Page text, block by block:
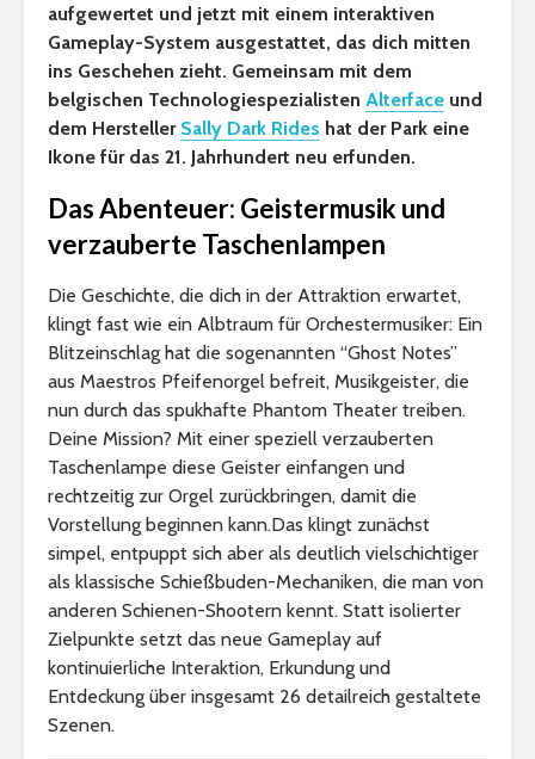
aufgewertet und jetzt mit einem interaktiven
Gameplay-System ausgestattet, das dich mitten
ins Geschehen zieht. Gemeinsam mit dem
belgischen Technologiespezialisten Alterface und
dem Hersteller Sally Dark Rides hat der Park eine
Ikone für das 21. Jahrhundert neu erfunden.
Das Abenteuer: Geistermusik und
verzauberte Taschenlampen
Die Geschichte, die dich in der Attraktion erwartet,
klingt fast wie ein Albtraum für Orchestermusiker: Ein
Blitzeinschlag hat die sogenannten “Ghost Notes”
aus Maestros Pfeifenorgel befreit, Musikgeister, die
nun durch das spukhafte Phantom Theater treiben.
Deine Mission? Mit einer speziell verzauberten
Taschenlampe diese Geister einfangen und
rechtzeitig zur Orgel zurückbringen, damit die
Vorstellung beginnen kann.Das klingt zunächst
simpel, entpuppt sich aber als deutlich vielschichtiger
als klassische Schießbuden-Mechaniken, die man von
anderen Schienen-Shootern kennt. Statt isolierter
Zielpunkte setzt das neue Gameplay auf
kontinuierliche Interaktion, Erkundung und
Entdeckung über insgesamt 26 detailreich gestaltete
Szenen.